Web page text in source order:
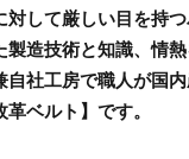
対して厳しい目を持
製造技術と知識、情
自社工房で職人が国
ベルト】です。